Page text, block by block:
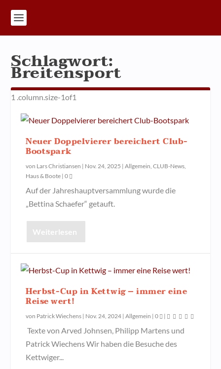
Schlagwort:
Breitensport
Neuer Doppelvierer bereichert Club-
Bootspark
von Lars Christiansen | Nov. 24, 2025 |Allgemein,CLUB-News,
Haus & Boote |0
Auf der Jahreshauptversammlung wurde die
„Bettina Schaefer“ getauft.
Weiterlesen
Herbst-Cup in Kettwig – immer eine
Reise wert!
von Patrick Wiechens | Nov. 24, 2024 |Allgemein |0 |
Texte von Arved Johnsen, Philipp Martens und
Patrick Wiechens Wir haben die Besuche des
Kettwiger...